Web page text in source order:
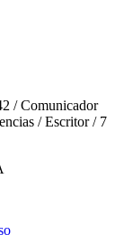
/ Comunicador
/ Escritor / 7